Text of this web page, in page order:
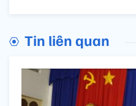
Tin liên quan